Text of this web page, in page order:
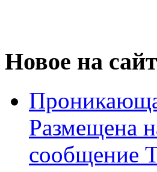
Новое на
Размещена
сообщение